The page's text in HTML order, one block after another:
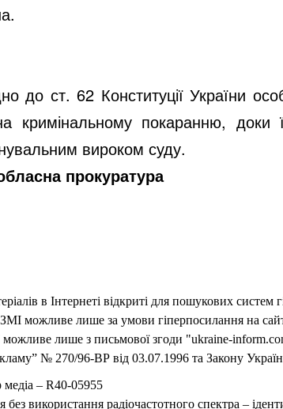
до ст. 62 Конституції України
кримінальному покаранню,
вироком суду.
прокуратура
в Інтернеті відкриті для пошукових
ЗМІ можливе лише за умови гіперпосилання на
лише з письмової згоди "ukraine-
№ 270/96-ВР від 03.07.1996 та Закону
медіа – R40-05955
використання радіочастотного спектра –